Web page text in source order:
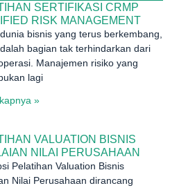
SERTIFIKASI CRMP
RISK MANAGEMENT
bisnis yang terus berkembang,
bagian tak terhindarkan dari
Manajemen risiko yang
lagi
»
VALUATION BISNIS
NILAI PERUSAHAAN
Pelatihan Valuation Bisnis
Nilai Perusahaan dirancang